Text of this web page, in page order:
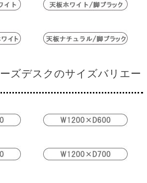
ズデスクのサイズバリエー